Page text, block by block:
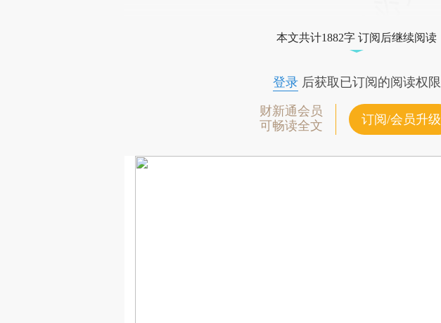
本文共计1882字 订阅后继续阅读
登录后获取已订阅的阅读权限
财新通会员
可畅读全文
订阅/会员升级